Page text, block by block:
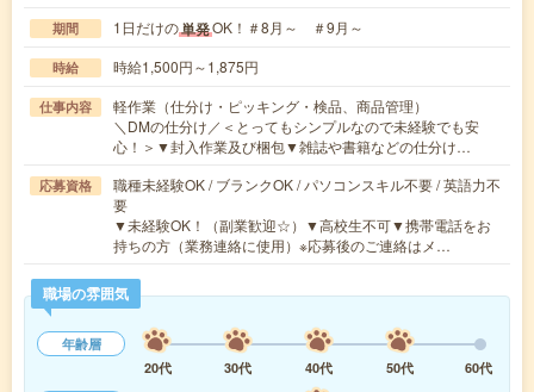
期間 1日だけの単発OK！＃8月～ ＃9月～
時給 時給1,500円～1,875円
仕事内容
軽作業（仕分け・ピッキング・検品、商品管理）
＼DMの仕分け／＜とってもシンプルなので未経験でも安
心！＞▼封入作業及び梱包▼雑誌や書籍などの仕分け…
応募資格
職種未経験OK / ブランクOK / パソコンスキル不要 / 英語力不
要
▼未経験OK！（副業歓迎☆）▼高校生不可▼携帯電話をお
持ちの方（業務連絡に使用）※応募後のご連絡はメ…
職場の雰囲気
年齢層
20代
30代 40代 50代
60代